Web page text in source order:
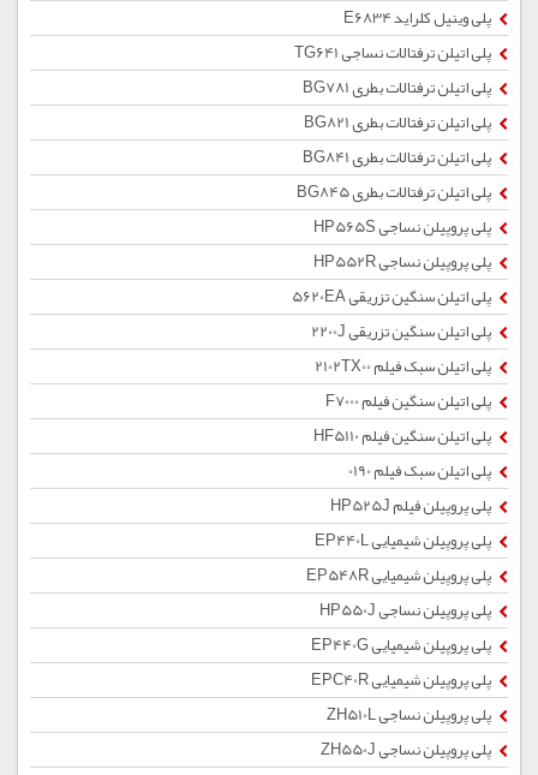
پلی وینیل کلراید E6834
پلی اتیلن ترفتالات نساجی TG641
پلی اتیلن ترفتالات بطری BG781
پلی اتیلن ترفتالات بطری BG821
پلی اتیلن ترفتالات بطری BG841
پلی اتیلن ترفتالات بطری BG845
پلی پروپیلن نساجی HP565S
پلی پروپیلن نساجی HP552R
پلی اتیلن سنگین تزریقی 5620EA
پلی اتیلن سنگین تزریقی 2200J
پلی اتیلن سبک فیلم 2102TX00
پلی اتیلن سنگین فیلم F7000
پلی اتیلن سنگین فیلم HF5110
پلی اتیلن سبک فیلم 0190
پلی پروپیلن فیلم HP525J
پلی پروپیلن شیمیایی EP440L
پلی پروپیلن شیمیایی EP548R
پلی پروپیلن نساجی HP550J
پلی پروپیلن شیمیایی EP440G
پلی پروپیلن شیمیایی EPC40R
پلی پروپیلن نساجی ZH510L
پلی پروپیلن نساجی ZH550J